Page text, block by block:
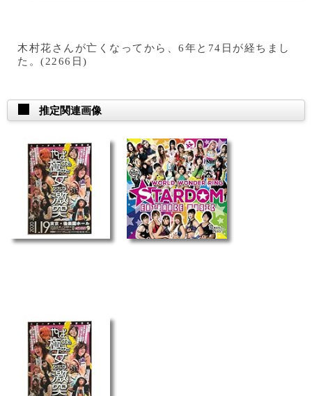
木村花さんが亡くなってから、6年と74日が経ちまし
た。(2266日)
推定関連画像